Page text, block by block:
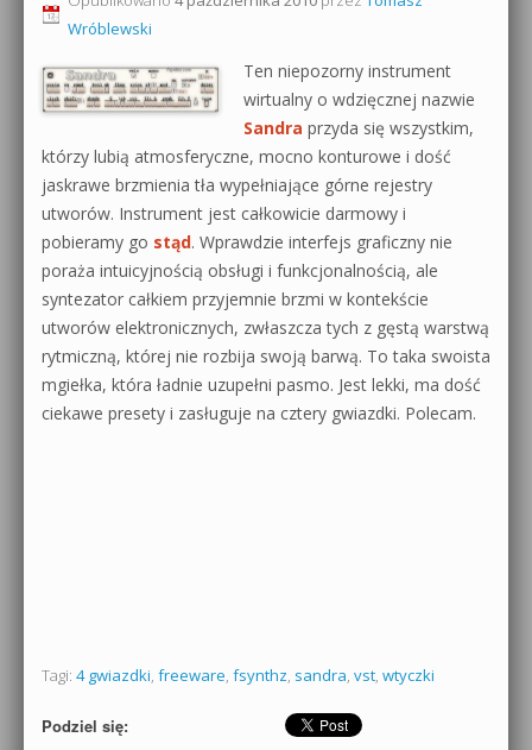
Sylenth1 od podstaw
Sound Forge od podstaw
Dubstep z syntezatorem Massive
Kontakt 5 Kompendium
Pakiety
0dB.pl - informacje
Newsletter
Archiwum aktualności
Polityka prywatności
Regulamin
Działanie sklepu internetowego
Wyszukiwanie
Wróblewski
Ten niepozorny instrument
wirtualny o wdzięcznej nazwie
Sandra przyda się wszystkim,
którzy lubią atmosferyczne, mocno konturowe i dość
jaskrawe brzmienia tła wypełniające górne rejestry
utworów. Instrument jest całkowicie darmowy i
pobieramy go stąd. Wprawdzie interfejs graficzny nie
poraża intuicyjnością obsługi i funkcjonalnością, ale
syntezator całkiem przyjemnie brzmi w kontekście
utworów elektronicznych, zwłaszcza tych z gęstą warstwą
rytmiczną, której nie rozbija swoją barwą. To taka swoista
mgiełka, która ładnie uzupełni pasmo. Jest lekki, ma dość
ciekawe presety i zasługuje na cztery gwiazdki. Polecam.
Tagi: 4 gwiazdki, freeware, fsynthz, sandra, vst, wtyczki
Podziel się: